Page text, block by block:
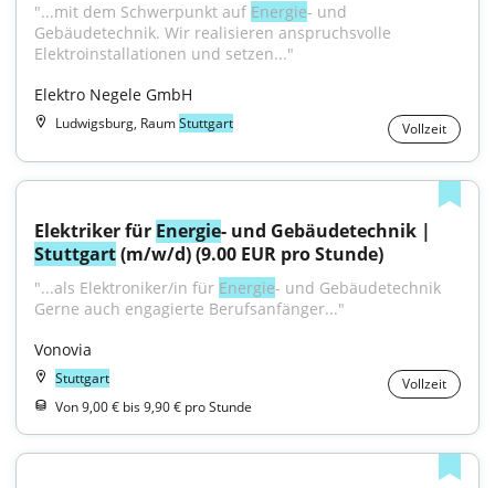
"...mit dem Schwerpunkt auf Energie- und
Gebäudetechnik. Wir realisieren anspruchsvolle
Elektroinstallationen und setzen..."
Elektro Negele GmbH
Ludwigsburg, RaumStuttgart Vollzeit
Elektriker für Energie
Stuttgart (m/w/d) (9.00 EUR pro Stunde)
"...als Elektroniker/in für Energie- und Gebäudetechnik
Gerne auch engagierte Berufsanfänger..."
Vonovia
Stuttgart
Vollzeit
Von 9,00 € bis 9,90 € pro Stunde